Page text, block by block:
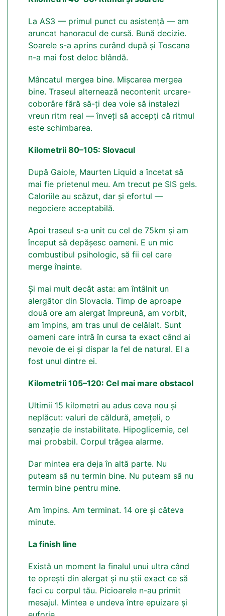
La AS3 — primul punct cu asistență — am
aruncat hanoracul de cursă. Bună decizie.
Soarele s-a aprins curând după și Toscana
n-a mai fost deloc blândă.
Mâncatul mergea bine. Mișcarea mergea
bine. Traseul alternează necontenit urcare-
coborâre fără să-ți dea voie să instalezi
vreun ritm real — înveți să accepți că ritmul
este schimbarea.
Kilometrii 80–105: Slovacul
După Gaiole, Maurten Liquid a încetat să
mai fie prietenul meu. Am trecut pe SIS gels.
Caloriile au scăzut, dar și efortul —
negociere acceptabilă.
Apoi traseul s-a unit cu cel de 75km și am
început să depășesc oameni. E un mic
combustibul psihologic, să fii cel care
merge înainte.
Și mai mult decât asta: am întâlnit un
alergător din Slovacia. Timp de aproape
două ore am alergat împreună, am vorbit,
am împins, am tras unul de celălalt. Sunt
oameni care intră în cursa ta exact când ai
nevoie de ei și dispar la fel de natural. El a
fost unul dintre ei.
Kilometrii 105–120: Cel mai mare obstacol
Ultimii 15 kilometri au adus ceva nou și
neplăcut: valuri de căldură, amețeli, o
senzație de instabilitate. Hipoglicemie, cel
mai probabil. Corpul trăgea alarme.
Dar mintea era deja în altă parte. Nu
puteam să nu termin bine. Nu puteam să nu
termin bine pentru mine.
Am împins. Am terminat. 14 ore și câteva
minute.
La finish line
Există un moment la finalul unui ultra când
te oprești din alergat și nu știi exact ce să
faci cu corpul tău. Picioarele n-au primit
mesajul. Mintea e undeva între epuizare și